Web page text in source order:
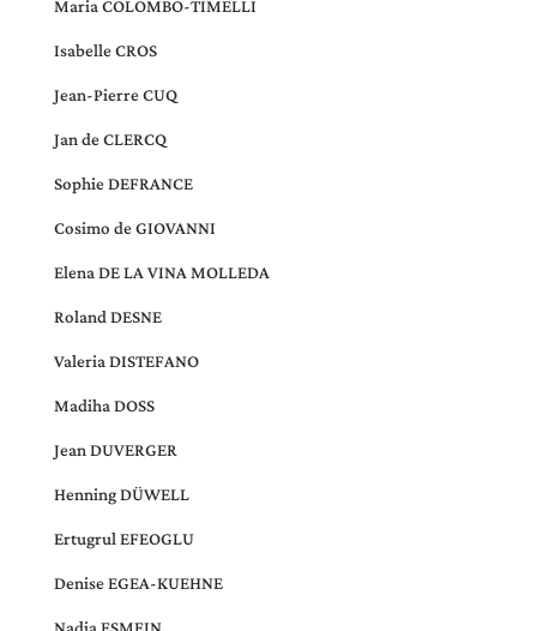
Maria COLOMBO-TIMELLI
Isabelle CROS
Jean-Pierre CUQ
Jan de CLERCQ
Sophie DEFRANCE
Cosimo de GIOVANNI
Elena DE LA VINA MOLLEDA
Roland DESNE
Valeria DISTEFANO
Madiha DOSS
Jean DUVERGER
Henning DÜWELL
Ertugrul EFEOGLU
Denise EGEA-KUEHNE
Nadia ESMEIN